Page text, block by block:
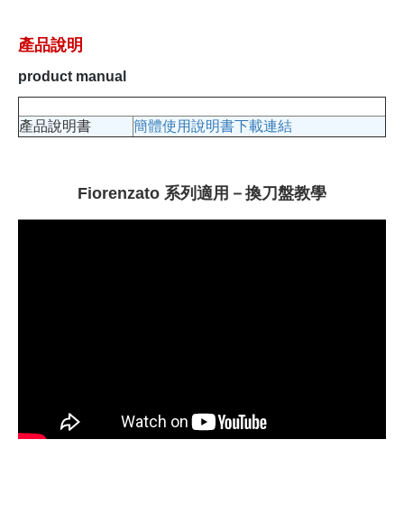
產品說明
product manual
產品說明書 簡體使用說明書下載連結
Fiorenzato 系列適用－換刀盤教學